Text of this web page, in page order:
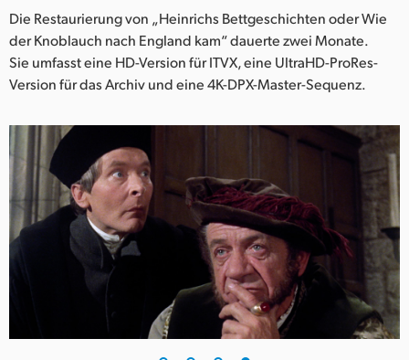
Die Restaurierung von „Heinrichs Bettgeschichten oder Wie
der Knoblauch nach England kam“ dauerte zwei Monate.
Sie umfasst eine HD-Version für ITVX, eine UltraHD-ProRes-
Version für das Archiv und eine 4K-DPX-Master-Sequenz.